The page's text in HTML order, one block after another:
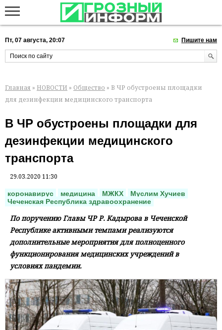
Пт, 07 августа, 20:07 Пишите нам
Главная » НОВОСТИ » Общество » В ЧР обустроены площадки
для дезинфекции медицинского транспорта
В ЧР обустроены площадки для
дезинфекции медицинского
транспорта
29.03.2020 11:30
коронавирус медицина МЖКХ
Муслим Хучиев
Чеченская Республика здравоохранение
По поручению Главы ЧР Р. Кадырова в Чеченской
Республике активными темпами реализуются
дополнительные мероприятия для полноценного
функционирования медицинских учреждений в
условиях пандемии.